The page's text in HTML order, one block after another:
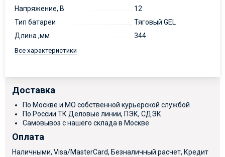
Напряжение, В
12
Тип батареи
Тяговый GEL
Длина ,мм
344
Все характеристики
Доставка
По Москве и МО собственной курьерской службой
По России ТК Деловые линии, ПЭК, СДЭК
Самовывоз с нашего склада в Москве
Оплата
Наличными, Visa/MasterCard, Безналичный расчет, Кредит